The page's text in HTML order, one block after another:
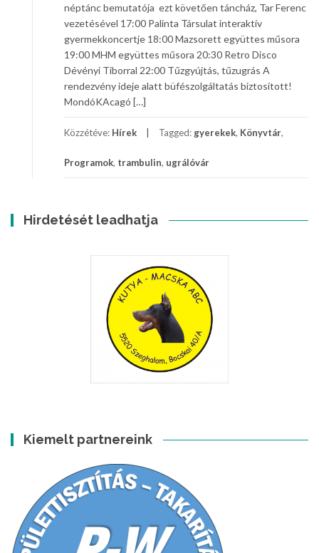
néptánc bemutatója ezt követően táncház, Tar Ferenc
vezetésével 17:00 Palinta Társulat interaktív
gyermekkoncertje 18:00 Mazsorett együttes műsora
19:00 MHM együttes műsora 20:30 Retro Disco
Dévényi Tiborral 22:00 Tűzgyújtás, tűzugrás A
rendezvény ideje alatt büfészolgáltatás biztosított!
MondóKAcagó […]
Közzétéve: Hírek Tagged: gyerekek, Könyvtár,
Programok, trambulin, ugrálóvár
Hirdetését leadhatja
Kiemelt partnereink